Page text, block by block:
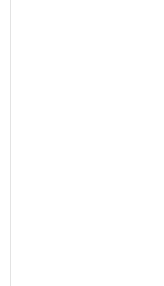
- Résolution
- Résolution
-
-
-